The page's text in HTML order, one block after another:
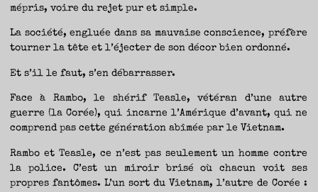
mépris, voire du rejet pur et simple.
La société, engluée dans sa mauvaise conscience, préfère
tourner la tête et l’éjecter de son décor bien ordonné.
Et s’il le faut, s’en débarrasser.
Face à Rambo, le shérif Teasle, vétéran d’une autre
guerre (la Corée), qui incarne l’Amérique d’avant, qui ne
comprend pas cette génération abîmée par le Vietnam.
Rambo et Teasle, ce n’est pas seulement un homme contre
la police. C’est un miroir brisé où chacun voit ses
propres fantômes. L’un sort du Vietnam, l’autre de Corée :